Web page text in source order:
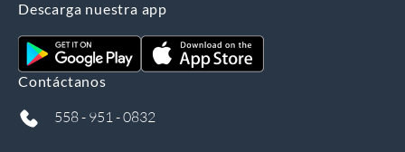
Descarga nuestra app
Contáctanos
558 - 951 - 0832